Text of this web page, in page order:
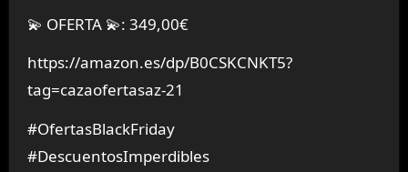
💫 OFERTA 💫: 349,00€
https://amazon.es/dp/B0CSKCNKT5?
tag=cazaofertasaz-21
#OfertasBlackFriday
#DescuentosImperdibles